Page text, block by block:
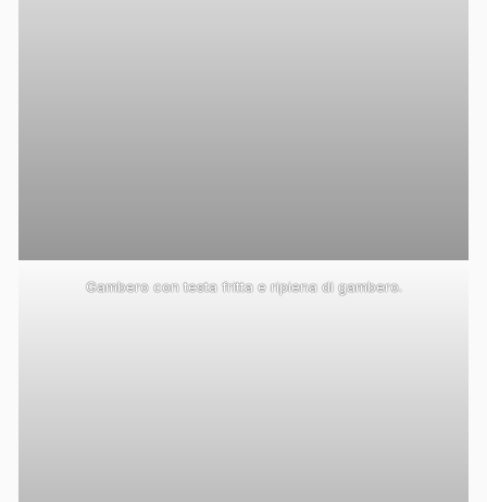
Gambero con testa fritta e ripiena di gambero.